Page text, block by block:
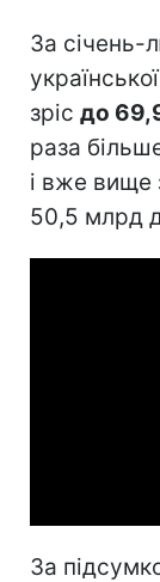
За січень-
зріс до
раза
і вже вище
50,5 млрд
За